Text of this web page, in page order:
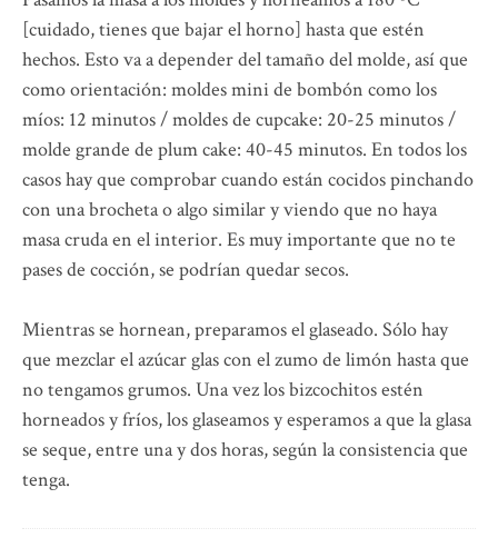
[cuidado, tienes que bajar el horno] hasta que estén
hechos. Esto va a depender del tamaño del molde, así que
como orientación: moldes mini de bombón como los
míos: 12 minutos / moldes de cupcake: 20-25 minutos /
molde grande de plum cake: 40-45 minutos. En todos los
casos hay que comprobar cuando están cocidos pinchando
con una brocheta o algo similar y viendo que no haya
masa cruda en el interior. Es muy importante que no te
pases de cocción, se podrían quedar secos.
Mientras se hornean, preparamos el glaseado. Sólo hay
que mezclar el azúcar glas con el zumo de limón hasta que
no tengamos grumos. Una vez los bizcochitos estén
horneados y fríos, los glaseamos y esperamos a que la glasa
se seque, entre una y dos horas, según la consistencia que
tenga.